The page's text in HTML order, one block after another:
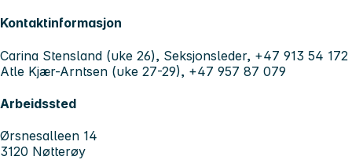
Kontaktinformasjon
Carina Stensland (uke 26), Seksjonsleder, +47 913 54 172
Atle Kjær-Arntsen (uke 27-29), +47 957 87 079
Arbeidssted
Ørsnesalleen 14
3120 Nøtterøy